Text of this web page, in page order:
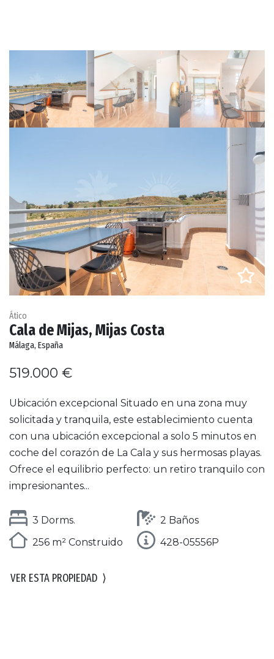
Ático
Cala de Mijas, Mijas Costa
Málaga, España
519.000 €
Ubicación excepcional Situado en una zona muy
solicitada y tranquila, este establecimiento cuenta
con una ubicación excepcional a solo 5 minutos en
coche del corazón de La Cala y sus hermosas playas.
Ofrece el equilibrio perfecto: un retiro tranquilo con
impresionantes...
3 Dorms.
2 Baños
256 m² Construido
428-05556P
VER ESTA PROPIEDAD ⟩